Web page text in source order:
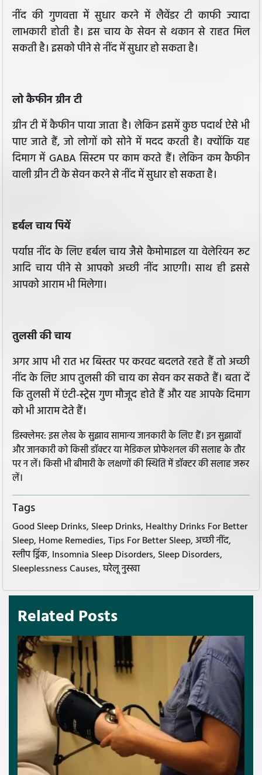
नींद की गुणवत्ता में सुधार करने में लैवेंडर टी काफी ज्यादा
लाभकारी होती है। इस चाय के सेवन से थकान से राहत मिल
सकती है। इसको पीने से नींद में सुधार हो सकता है।
लो कैफीन ग्रीन टी
ग्रीन टी में कैफीन पाया जाता है। लेकिन इसमें कुछ पदार्थ ऐसे भी
पाए जाते हैं, जो लोगों को सोने में मदद करती है। क्योंकि यह
दिमाग में GABA सिस्टम पर काम करते हैं। लेकिन कम कैफीन
वाली ग्रीन टी के सेवन करने से नींद में सुधार हो सकता है।
हर्बल चाय पियें
पर्याप्त नींद के लिए हर्बल चाय जैसे कैमोमाइल या वेलेरियन रूट
आदि चाय पीने से आपको अच्छी नींद आएगी। साथ ही इससे
आपको आराम भी मिलेगा।
तुलसी की चाय
अगर आप भी रात भर बिस्तर पर करवट बदलते रहते हैं तो अच्छी
नींद के लिए आप तुलसी की चाय का सेवन कर सकते हैं। बता दें
कि तुलसी में एंटी-स्ट्रेस गुण मौजूद होते हैं और यह आपके दिमाग
को भी आराम देते हैं।
डिस्क्लेमर: इस लेख के सुझाव सामान्य जानकारी के लिए हैं। इन सुझावों
और जानकारी को किसी डॉक्टर या मेडिकल प्रोफेशनल की सलाह के तौर
पर न लें। किसी भी बीमारी के लक्षणों की स्थिति में डॉक्टर की सलाह जरूर
लें।
Tags
Good Sleep Drinks, Sleep Drinks, Healthy Drinks For Better
Sleep, Home Remedies, Tips For Better Sleep, अच्छी नींद,
स्लीप ड्रिंक, Insomnia Sleep Disorders, Sleep Disorders,
Sleeplessness Causes, घरेलू नुस्खा
Related Posts